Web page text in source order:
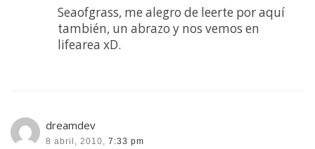
Seaofgrass, me alegro de leerte por aquí
también, un abrazo y nos vemos en
lifearea xD.
dreamdev
8 abril, 2010, 7:33 pm